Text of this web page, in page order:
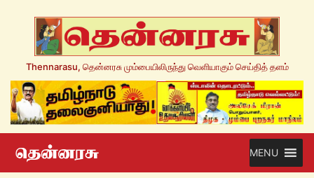
Thennarasu, தென்னரசு மும்பையிலிருந்து வெளியாகும் செய்தித் தளம்
MENU